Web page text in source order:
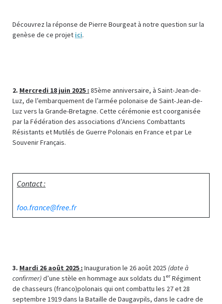
Découvrez la réponse de Pierre Bourgeat à notre question sur la
genèse de ce projet ici.
2. Mercredi 18 juin 2025 : 85ème anniversaire, à Saint-Jean-de-
Luz, de l’embarquement de l’armée polonaise de Saint-Jean-de-
Luz vers la Grande-Bretagne. Cette cérémonie est coorganisée
par la Fédération des associations d’Anciens Combattants
Résistants et Mutilés de Guerre Polonais en France et par Le
Souvenir Français.
Contact :
foo.france@free.fr
3. Mardi 26 août 2025 : Inauguration le 26 août 2025 (date à
confirmer)d’une stèle en hommage aux soldats du 1 er Régiment
de chasseurs (franco)polonais qui ont combattu les 27 et 28
septembre 1919 dans la Bataille de Daugavpils, dans le cadre de